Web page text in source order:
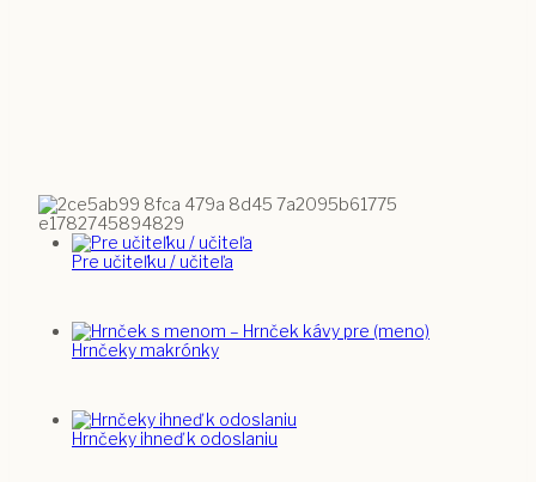
Pre učiteľku / učiteľa
Hrnčeky makrónky
Hrnčeky ihneď k odoslaniu